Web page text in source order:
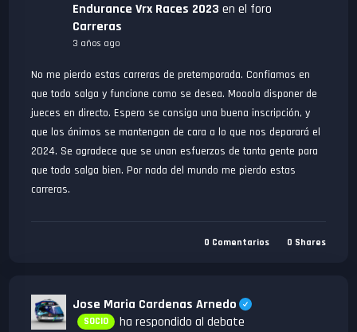
Endurance Vrx Races 2023 en el foro
Carreras
3 años ago
No me pierdo estas carreras de pretemporada. Confiamos en
que todo salga y funcione como se desea. Mooola disponer de
jueces en directo. Espero se consiga una buena inscripción, y
que los ánimos se mantengan de cara a lo que nos deparará el
2024. Se agradece que se unan esfuerzos de tanta gente para
que todo salga bien. Por nada del mundo me pierdo estas
carreras.
0 Comentarios 0 Shares
Jose Maria Cardenas Arnedo
SOCIO
ha respondido al debate